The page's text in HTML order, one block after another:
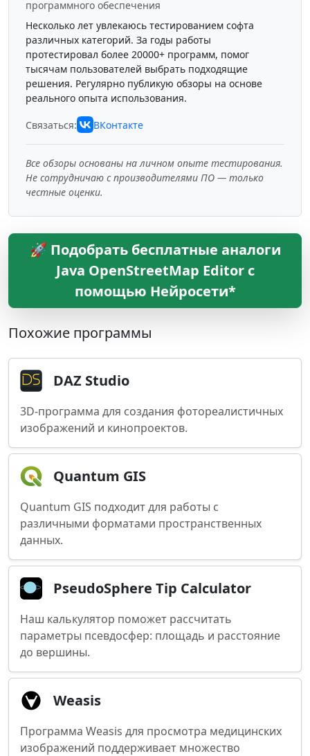
программного обеспечения
Несколько лет увлекаюсь тестированием софта
различных категорий. За годы работы
протестировал более 20000+ программ, помог
тысячам пользователей выбрать подходящие
решения. Регулярно публикую обзоры на основе
реального опыта использования.
Связаться: ВКонтакте
Все обзоры основаны на личном опыте тестирования.
Не сотрудничаю с производителями ПО — только
честные оценки.
🚀 Подобрать бесплатные аналоги
Java OpenStreetMap Editor с
помощью Нейросети*
Похожие программы
DAZ Studio
3D-программа для создания фотореалистичных
изображений и кинопроектов.
Quantum GIS
Quantum GIS подходит для работы с
различными форматами пространственных
данных.
PseudoSphere Tip Calculator
Наш калькулятор поможет рассчитать
параметры псевдосфер: площадь и расстояние
до вершины.
Weasis
Программа Weasis для просмотра медицинских
изображений поддерживает множество